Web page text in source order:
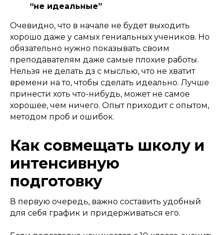
“не идеальные”
Очевидно, что в начале не будет выходить
хорошо даже у самых гениальных учеников. Но
обязательно нужно показывать своим
преподавателям даже самые плохие работы.
Нельзя не делать дз с мыслью, что не хватит
времени на то, чтобы сделать идеально. Лучше
принести хоть что-нибудь, может не самое
хорошее, чем ничего. Опыт приходит с опытом,
методом проб и ошибок.
Как совмещать школу и
интенсивную
подготовку
В первую очередь, важно составить удобный
для себя график и придерживаться его.